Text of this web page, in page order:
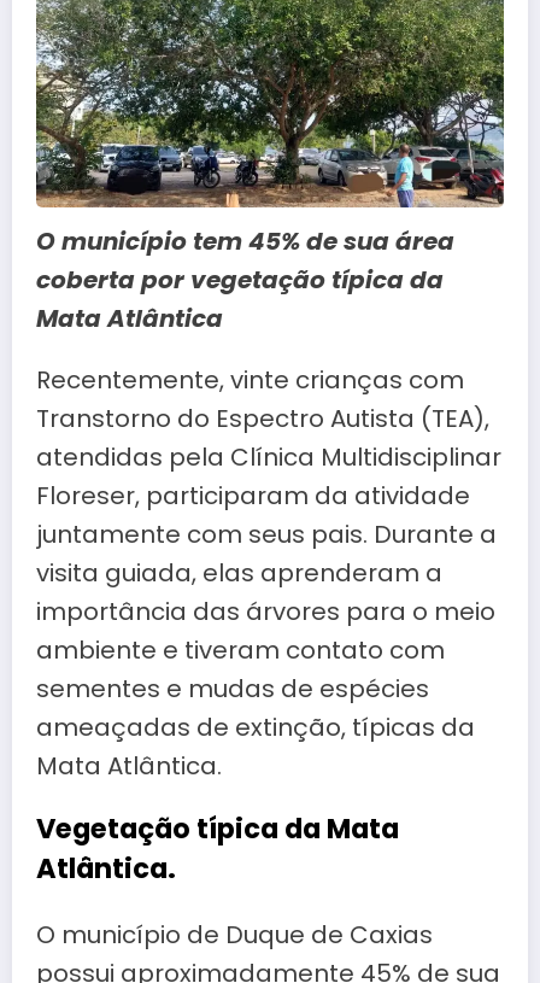
O município tem 45% de sua área
coberta por vegetação típica da
Mata Atlântica
Recentemente, vinte crianças com
Transtorno do Espectro Autista (TEA),
atendidas pela Clínica Multidisciplinar
Floreser, participaram da atividade
juntamente com seus pais. Durante a
visita guiada, elas aprenderam a
importância das árvores para o meio
ambiente e tiveram contato com
sementes e mudas de espécies
ameaçadas de extinção, típicas da
Mata Atlântica.
Vegetação típica da Mata
Atlântica.
O município de Duque de Caxias
possui aproximadamente 45% de sua